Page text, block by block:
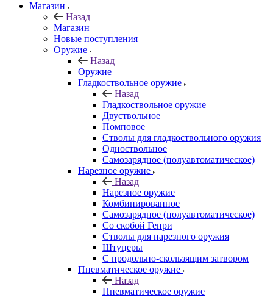
Магазин
Назад
Магазин
Новые поступления
Оружие
Назад
Оружие
Гладкоствольное оружие
Назад
Гладкоствольное оружие
Двуствольное
Помповое
Стволы для гладкоствольного оружия
Одноствольное
Самозарядное (полуавтоматическое)
Нарезное оружие
Назад
Нарезное оружие
Комбинированное
Самозарядное (полуавтоматическое)
Со скобой Генри
Стволы для нарезного оружия
Штуцеры
С продольно-скользящим затвором
Пневматическое оружие
Назад
Пневматическое оружие